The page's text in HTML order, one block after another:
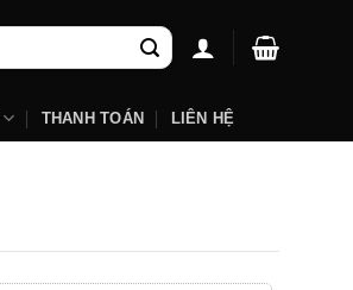
THANH TOÁN LIÊN HỆ